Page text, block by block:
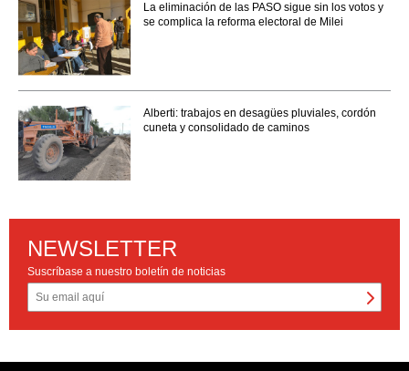
La eliminación de las PASO sigue sin los votos y
se complica la reforma electoral de Milei
Alberti: trabajos en desagües pluviales, cordón
cuneta y consolidado de caminos
NEWSLETTER
Suscríbase a nuestro boletín de noticias